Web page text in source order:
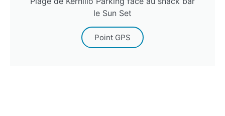
le Sun Set
Point GPS